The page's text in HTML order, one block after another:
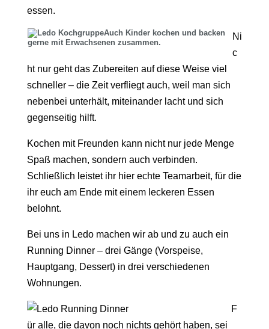
essen.
Auch Kinder kochen und backen
gerne mit Erwachsenen zusammen.
Ni
c
ht nur geht das Zubereiten auf diese Weise viel
schneller – die Zeit verfliegt auch, weil man sich
nebenbei unterhält, miteinander lacht und sich
gegenseitig hilft.
Kochen mit Freunden kann nicht nur jede Menge
Spaß machen, sondern auch verbinden.
Schließlich leistet ihr hier echte Teamarbeit, für die
ihr euch am Ende mit einem leckeren Essen
belohnt.
Bei uns in Ledo machen wir ab und zu auch ein
Running Dinner – drei Gänge (Vorspeise,
Hauptgang, Dessert) in drei verschiedenen
Wohnungen.
F
ür alle, die davon noch nichts gehört haben, sei